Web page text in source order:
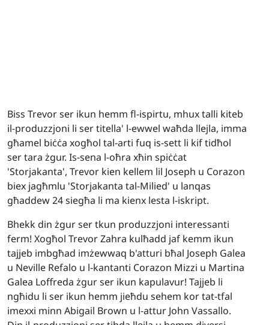
Biss Trevor ser ikun hemm fl-ispirtu, mhux talli kiteb
il-produzzjoni li ser titella' l-ewwel waħda llejla, imma
għamel biċċa xogħol tal-arti fuq is-sett li kif tidħol
ser tara żgur. Is-sena l-oħra xħin spiċċat
'Storjakanta', Trevor kien kellem lil Joseph u Corazon
biex jagħmlu 'Storjakanta tal-Milied' u lanqas
għaddew 24 siegħa li ma kienx lesta l-iskript.
Bhekk din żgur ser tkun produzzjoni interessanti
ferm! Xogħol Trevor Zahra kulħadd jaf kemm ikun
tajjeb imbgħad imżewwaq b'atturi bħal Joseph Galea
u Neville Refalo u l-kantanti Corazon Mizzi u Martina
Galea Loffreda żgur ser ikun kapulavur! Tajjeb li
ngħidu li ser ikun hemm jieħdu sehem kor tat-tfal
imexxi minn Abigail Brown u l-attur John Vassallo.